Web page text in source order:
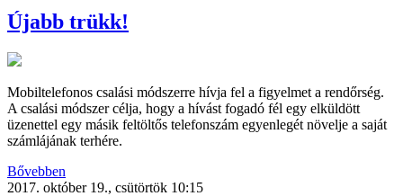
Újabb trükk!
Mobiltelefonos csalási módszerre hívja fel a figyelmet a rendőrség.
A csalási módszer célja, hogy a hívást fogadó fél egy elküldött
üzenettel egy másik feltöltős telefonszám egyenlegét növelje a saját
számlájának terhére.
Bővebben
2017. október 19., csütörtök 10:15